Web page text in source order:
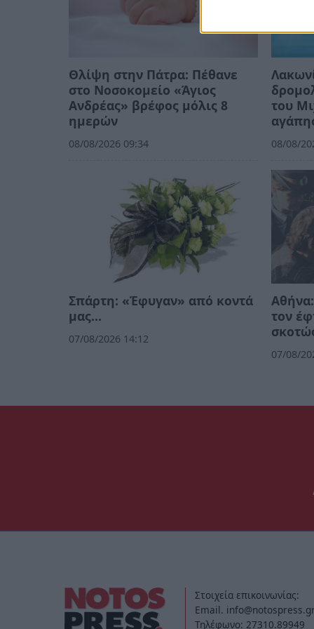
Θλίψη στην Πάτρα: Πέθανε
στο Νοσοκομείο «Άγιος
Ανδρέας» βρέφος μόλις 8
ημερών
08/08/2026 09:34
του
08/08/
Σπάρτη: «Έφυγαν» από κοντά
μας…
07/08/2026 14:12
τον
07/08/
Στοιχεία επικοινωνίας:
Email. info@notospress.gr
Τηλέφωνο: 27310.89949